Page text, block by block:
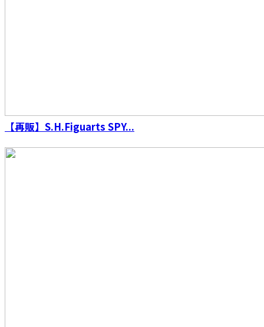
【再販】S.H.Figuarts SPY...